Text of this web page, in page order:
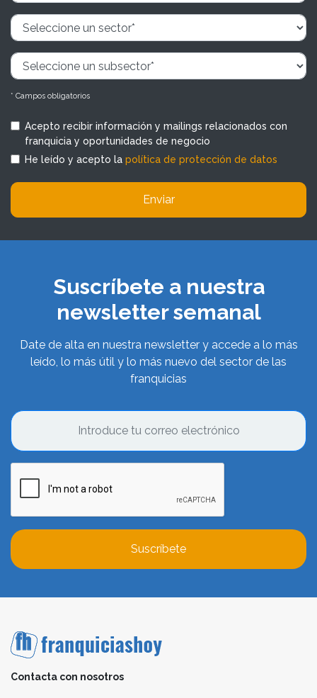
* Campos obligatorios
Acepto recibir información y mailings relacionados con
franquicia y oportunidades de negocio
He leído y acepto la política de protección de datos
Enviar
Suscríbete a nuestra
newsletter semanal
Date de alta en nuestra newsletter y accede a lo más
leído, lo más útil y lo más nuevo del sector de las
franquicias
Suscríbete
Contacta con nosotros